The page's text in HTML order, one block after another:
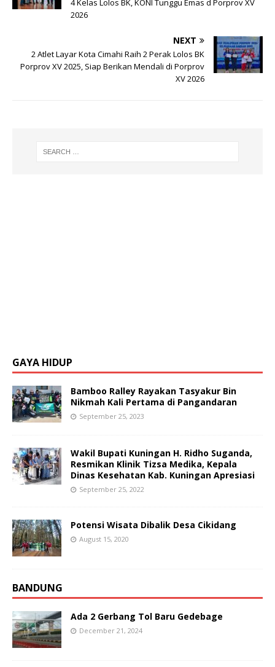
4 Kelas Lolos BK, KONI Tunggu Emas d Porprov XV
2026
NEXT
2 Atlet Layar Kota Cimahi Raih 2 Perak Lolos BK
Porprov XV 2025, Siap Berikan Mendali di Porprov
XV 2026
GAYA HIDUP
Bamboo Ralley Rayakan Tasyakur Bin
Nikmah Kali Pertama di Pangandaran
September 25, 2023
Wakil Bupati Kuningan H. Ridho Suganda,
Resmikan Klinik Tizsa Medika, Kepala
Dinas Kesehatan Kab. Kuningan Apresiasi
September 25, 2022
Potensi Wisata Dibalik Desa Cikidang
August 15, 2020
BANDUNG
Ada 2 Gerbang Tol Baru Gedebage
December 21, 2024